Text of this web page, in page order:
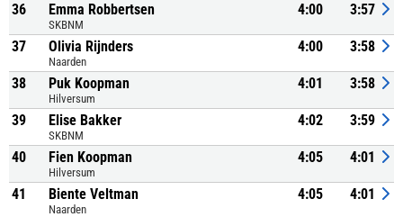
36 Emma Robbertsen
SKBNM
4:00 3:57
37 Olivia Rijnders
Naarden
4:00 3:58
38 Puk Koopman
Hilversum
4:01 3:58
39 Elise Bakker
SKBNM
4:02 3:59
40 Fien Koopman
Hilversum
4:05 4:01
41 Biente Veltman
Naarden
4:05 4:01